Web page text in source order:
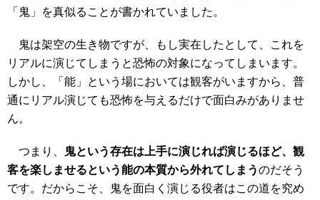
「鬼」を真似ることが書かれていました。
鬼は架空の生き物ですが、もし実在したとして、これを
リアルに演じてしまうと恐怖の対象になってしまいます。
しかし、「能」という場においては観客がいますから、普
通にリアル演じても恐怖を与えるだけで面白みがありませ
ん。
つまり、
鬼という存在は上手に演じれば演じるほど、観
客を楽しませるという能の本質から外れてしまうのだそう
です。だからこそ、鬼を面白く演じる役者はこの道を究め